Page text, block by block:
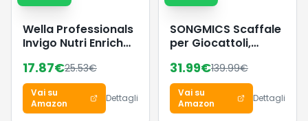
Wella Professionals
Invigo Nutri Enrich
Ottima con
shampoo
professionale
capelli - Maschera
17.87€25.53€
Vai su
Amazon
Dettagli
SONGMICS Scaffale
per Giocattoli,
con 7 Contenitori in
Tessuto, Libreria per
Bambini,
Organizzatore
31.99€139.99€
Vai su
Amazon
Dettagli